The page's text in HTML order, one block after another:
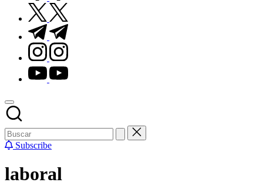
twitter.com
t.me
instagram.com
youtube.com
Subscribe
laboral